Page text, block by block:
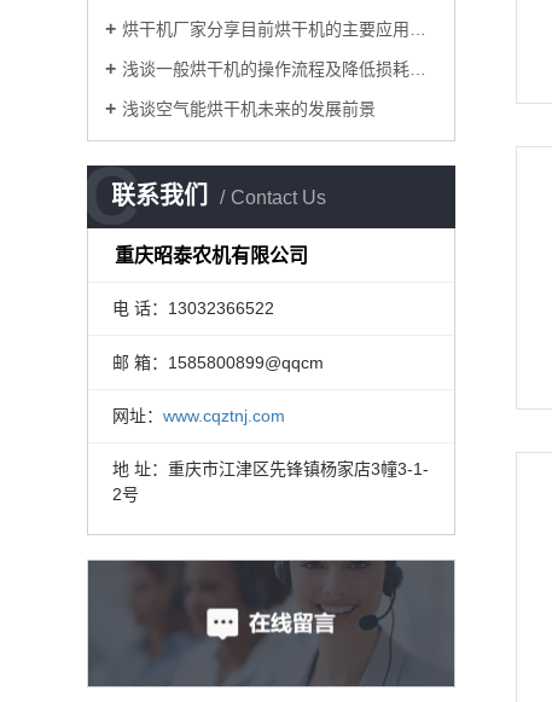
烘干机厂家分享目前烘干机的主要应用领域有哪些？
浅谈一般烘干机的操作流程及降低损耗的方法
浅谈空气能烘干机未来的发展前景
联系我们 Contact Us
C
重庆昭泰农机有限公司
电 话：13032366522
邮 箱：1585800899@qqcm
网址： www.cqztnj.com
地 址：重庆市江津区先锋镇杨家店3幢3-1-
2号